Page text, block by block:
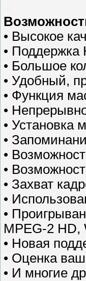
• Высокое
• Поддержка
• Большое
• Удобный,
• Функция
•
• Установка
•
•
•
• Захват
•
•
MPEG-2 HD,
• Новая
• Оценка
• И многие